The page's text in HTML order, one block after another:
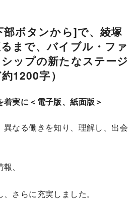
ボタンから]で、綾塚
まで、バイブル・ファ
ップの新たなステージ
1200字）
実に＜電子版、紙面版＞
なる働きを知り、理解し、出会
、
さらに充実しました。